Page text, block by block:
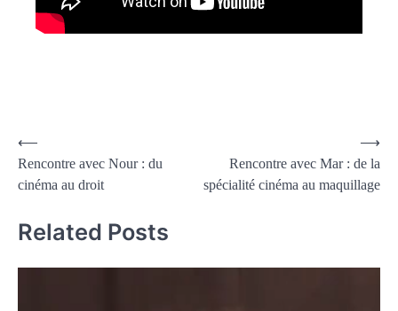
⟵
Rencontre avec Nour : du
cinéma au droit
Rencontre avec Mar : de la
spécialité cinéma au maquillage
⟶
Related Posts